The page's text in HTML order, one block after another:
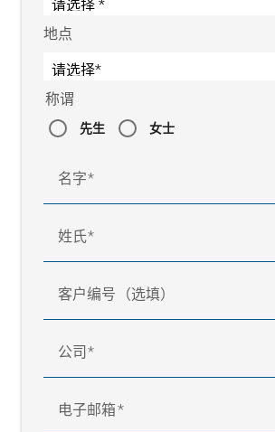
地点
称谓
先生 女士
名字
姓氏
客户编号（选填）
公司
电子邮箱